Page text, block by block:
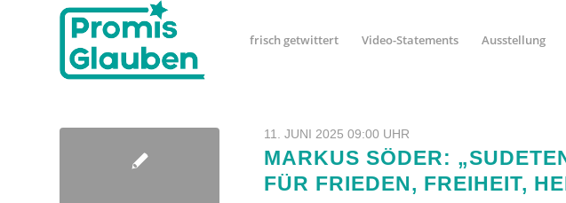
frisch getwittert Video-Statements Ausstellung
11. JUNI 2025 09:00 UHR
MARKUS SÖDER:
FÜR FRIEDEN, FREIHEIT,